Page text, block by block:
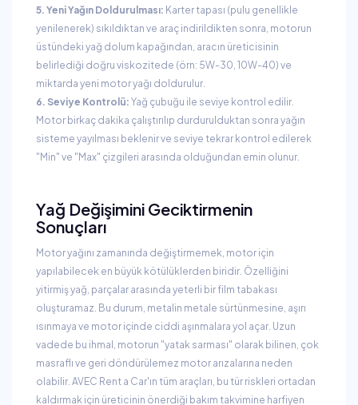
5. Yeni Yağın Doldurulması: Karter tapası (pulu genellikle
yenilenerek) sıkıldıktan ve araç indirildikten sonra, motorun
üstündeki yağ dolum kapağından, aracın üreticisinin
belirlediği doğru viskozitede (örn: 5W-30, 10W-40) ve
miktarda yeni motor yağı doldurulur.
6. Seviye Kontrolü: Yağ çubuğu ile seviye kontrol edilir.
Motor birkaç dakika çalıştırılıp durdurulduktan sonra yağın
sisteme yayılması beklenir ve seviye tekrar kontrol edilerek
"Min" ve "Max" çizgileri arasında olduğundan emin olunur.
Yağ Değişimini Geciktirmenin
Sonuçları
Motor yağını zamanında değiştirmemek, motor için
yapılabilecek en büyük kötülüklerden biridir. Özelliğini
yitirmiş yağ, parçalar arasında yeterli bir film tabakası
oluşturamaz. Bu durum, metalin metale sürtünmesine, aşırı
ısınmaya ve motor içinde ciddi aşınmalara yol açar. Uzun
vadede bu ihmal, motorun "yatak sarması" olarak bilinen, çok
masraflı ve geri döndürülemez motor arızalarına neden
olabilir. AVEC Rent a Car'ın tüm araçları, bu tür riskleri ortadan
kaldırmak için üreticinin önerdiği bakım takvimine harfiyen